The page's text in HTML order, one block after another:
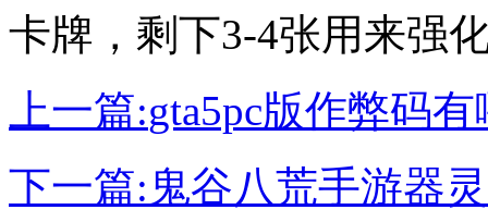
卡牌，剩下3-4张用来强
上一篇:gta5pc版作弊码
下一篇: 鬼谷八荒手游器